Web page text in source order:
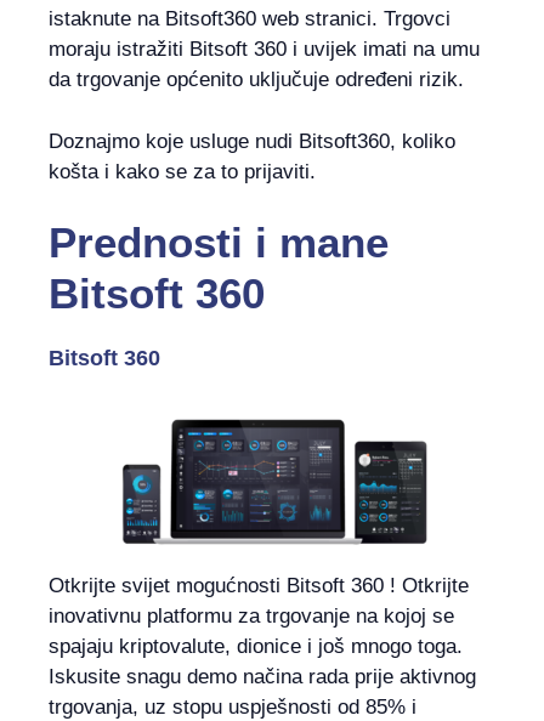
istaknute na Bitsoft360 web stranici. Trgovci
moraju istražiti Bitsoft 360 i uvijek imati na umu
da trgovanje općenito uključuje određeni rizik.
Doznajmo koje usluge nudi Bitsoft360, koliko
košta i kako se za to prijaviti.
Prednosti i mane
Bitsoft 360
Bitsoft 360
Otkrijte svijet mogućnosti Bitsoft 360 ! Otkrijte
inovativnu platformu za trgovanje na kojoj se
spajaju kriptovalute, dionice i još mnogo toga.
Iskusite snagu demo načina rada prije aktivnog
trgovanja, uz stopu uspješnosti od 85% i